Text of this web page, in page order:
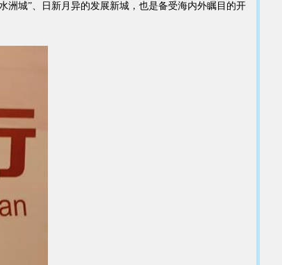
城”、日新月异的发展新城，也是备受海内外瞩目的开